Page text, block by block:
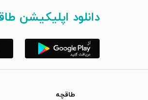
دانلود اپلیکیشن
طاقچه